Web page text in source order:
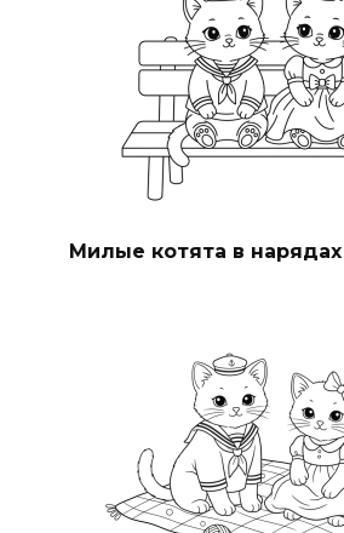
Милые котята в нарядах